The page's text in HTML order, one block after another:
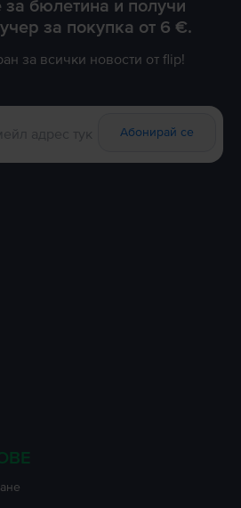
бюлетина и получи
за покупка от 6 €.
за всички новости от flip!
Абонирай се